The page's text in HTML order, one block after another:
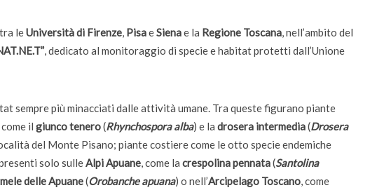
leUniversità di Firenze, PisaeSienae la Regione Toscana, nell’ambito del
, dedicato al monitoraggio di specie e habitat protetti dall’Unione
sempre più minacciati dalle attività umane. Tra queste figurano piante
il giunco tenero(Rhynchospora alba) e la drosera intermedia(Drosera
del Monte Pisano; piante costiere come le otto specie endemiche
solo sulleAlpi Apuane, come la crespolina pennata(Santolina
delle Apuane(Orobanche apuana) o nell’Arcipelago Toscano, come